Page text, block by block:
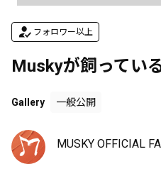
フォロワー以上
Muskyが飼ってい
Gallery 一般公開
MUSKY OFFICIAL